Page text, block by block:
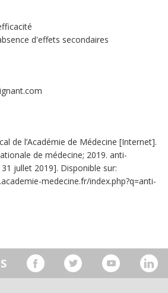
d'effets secondaires
de l’Académie de Médecine [Internet].
de médecine; 2019. anti-
jullet 2019]. Disponible sur:
medecine.fr/index.php?q=anti-